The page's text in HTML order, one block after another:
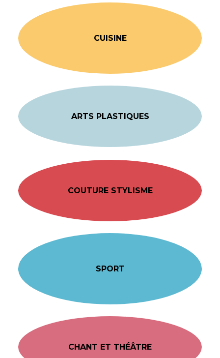
CUISINE
ARTS PLASTIQUES
COUTURE STYLISME
SPORT
CHANT ET THÉÂTRE